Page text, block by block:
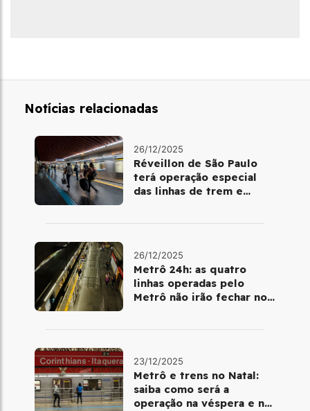
Notícias relacionadas
26/12/2025
Réveillon de São Paulo
terá operação especial
das linhas de trem e
26/12/2025
Metrô 24h: as quatro
linhas operadas pelo
Metrô não irão fechar no
23/12/2025
Metrô e trens no Natal:
saiba como será a
operação na véspera e no